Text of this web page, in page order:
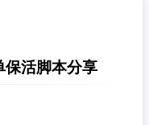
保活脚本分享